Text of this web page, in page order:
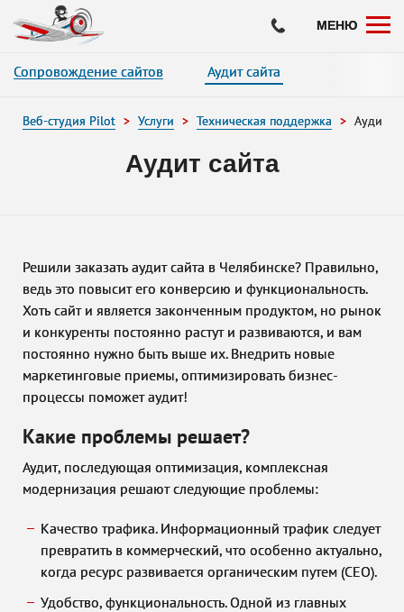
МЕНЮ
Сопровождение сайтов Аудит сайта
Веб-студия Pilot Услуги Техническая поддержка Аудит
Аудит сайта
Решили заказать аудит сайта в Челябинске? Правильно,
ведь это повысит его конверсию и функциональность.
Хоть сайт и является законченным продуктом, но рынок
и конкуренты постоянно растут и развиваются, и вам
постоянно нужно быть выше их. Внедрить новые
маркетинговые приемы, оптимизировать бизнес-
процессы поможет аудит!
Какие проблемы решает?
Аудит, последующая оптимизация, комплексная
модернизация решают следующие проблемы:
Качество трафика. Информационный трафик следует
превратить в коммерческий, что особенно актуально,
когда ресурс развивается органическим путем (СЕО).
Удобство, функциональность. Одной из главных